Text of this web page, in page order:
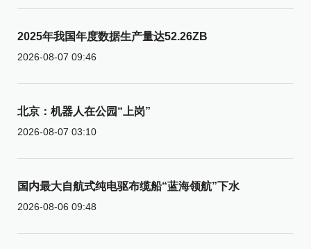
2025年我国年度数据生产量达52.26ZB
2026-08-07 09:46
北京：机器人在公园“上岗”
2026-08-07 03:10
国内最大自航式纯电驱布缆船“蓝海领航”下水
2026-08-06 09:48